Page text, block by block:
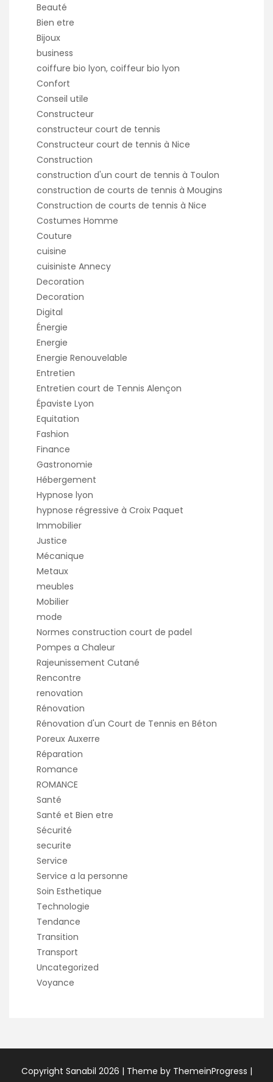
Beauté
Bien etre
Bijoux
business
coiffure bio lyon, coiffeur bio lyon
Confort
Conseil utile
Constructeur
constructeur court de tennis
Constructeur court de tennis à Nice
Construction
construction d'un court de tennis à Toulon
construction de courts de tennis à Mougins
Construction de courts de tennis à Nice
Costumes Homme
Couture
cuisine
cuisiniste Annecy
Decoration
Decoration
Digital
Énergie
Energie
Energie Renouvelable
Entretien
Entretien court de Tennis Alençon
Épaviste Lyon
Equitation
Fashion
Finance
Gastronomie
Hébergement
Hypnose lyon
hypnose régressive à Croix Paquet
Immobilier
Justice
Mécanique
Metaux
meubles
Mobilier
mode
Normes construction court de padel
Pompes a Chaleur
Rajeunissement Cutané
Rencontre
renovation
Rénovation
Rénovation d'un Court de Tennis en Béton
Poreux Auxerre
Réparation
Romance
ROMANCE
Santé
Santé et Bien etre
Sécurité
securite
Service
Service a la personne
Soin Esthetique
Technologie
Tendance
Transition
Transport
Uncategorized
Voyance
Copyright Sanabil 2026 | Theme by ThemeinProgress |